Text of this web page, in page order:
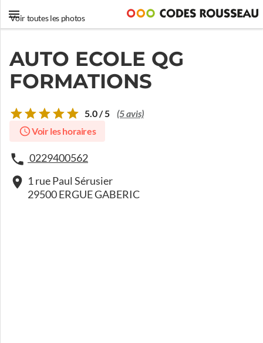
Voir toutes les photos
AUTO ECOLE QG
FORMATIONS
5.0 / 5 (5 avis)
Voir les horaires
0229400562
1 rue Paul Sérusier
29500 ERGUE GABERIC